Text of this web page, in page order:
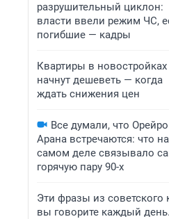
разрушительный циклон:
власти ввели режим ЧС,
погибшие — кадры
Квартиры в новостройках
начнут дешеветь — когда
ждать снижения цен
Все думали, что
Арана встречаются: что на
самом деле связывало
горячую пару 90-х
Эти фразы из советского
вы говорите каждый день.